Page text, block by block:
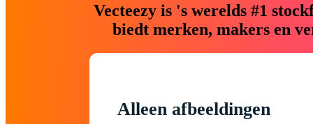
Vecteezy is 's werelds #1
biedt merken, makers en
Alleen afbeeldingen